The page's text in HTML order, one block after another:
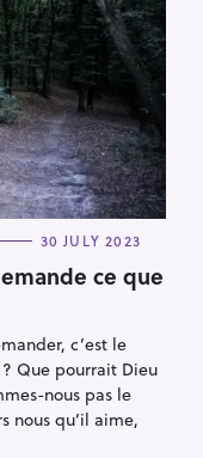
30 JULY 2023
ce que
c’est le
Que pourrait Dieu
nous pas le
nous qu’il aime,